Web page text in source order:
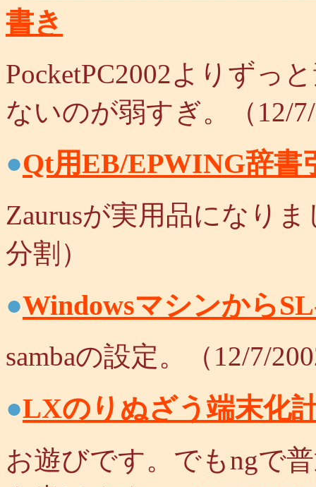
書き
PocketPC2002よりずっ
ないのが弱すぎ。（12/
●Qt用EB/EPWING辞書
Zaurusが実用品になり
分割）
●Windowsマシンから
sambaの設定。（12/7/
●LXのりぬざう端末化
お遊びです。でもngで